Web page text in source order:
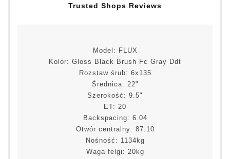
Trusted Shops Reviews
Model: FLUX
Kolor: Gloss Black Brush Fc Gray Ddt
Rozstaw śrub: 6x135
Średnica: 22"
Szerokość: 9.5"
ET: 20
Backspacing: 6.04
Otwór centralny: 87.10
Nośność: 1134kg
Waga felgi: 20kg